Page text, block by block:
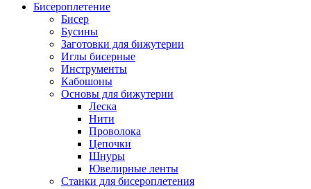
Бисероплетение
Бисер
Бусины
Заготовки для бижутерии
Иглы бисерные
Инструменты
Кабошоны
Основы для бижутерии
Леска
Нити
Проволока
Цепочки
Шнуры
Ювелирные ленты
Станки для бисероплетения